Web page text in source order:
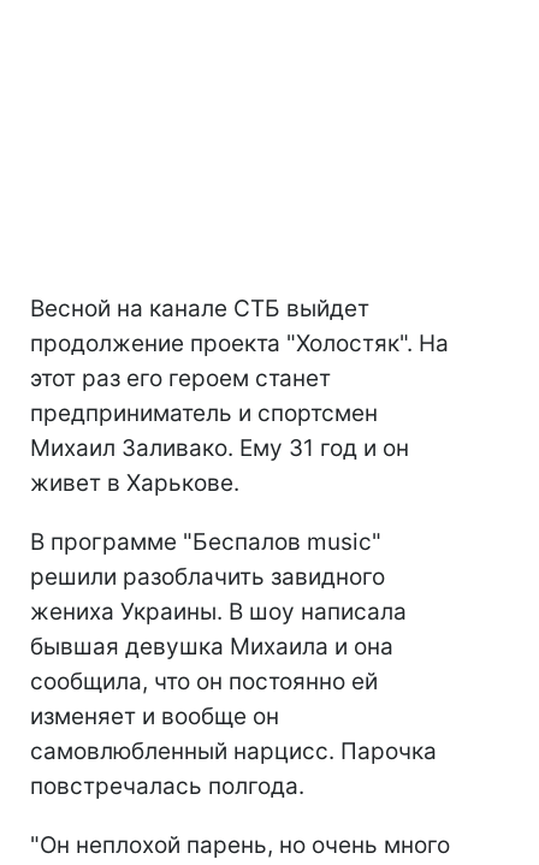
Весной на канале СТБ выйдет
продолжение проекта "Холостяк". На
этот раз его героем станет
предприниматель и спортсмен
Михаил Заливако. Ему 31 год и он
живет в Харькове.
В программе "Беспалов music"
решили разоблачить завидного
жениха Украины. В шоу написала
бывшая девушка Михаила и она
сообщила, что он постоянно ей
изменяет и вообще он
самовлюбленный нарцисс. Парочка
повстречалась полгода.
"Он неплохой парень, но очень много